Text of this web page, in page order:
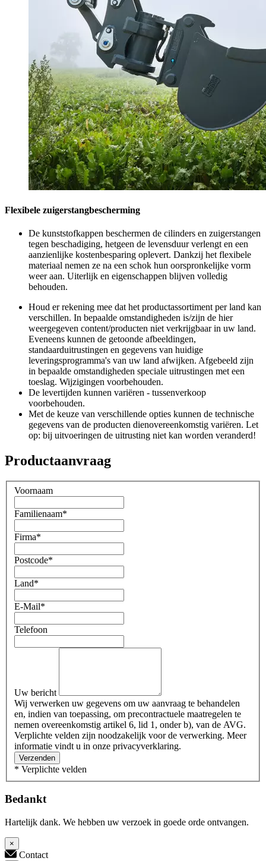
Flexibele zuigerstangbescherming
De kunststofkappen beschermen de cilinders en zuigerstangen
tegen beschadiging, hetgeen de levensduur verlengt en een
aanzienlijke kostenbesparing oplevert. Dankzij het flexibele
materiaal nemen ze na een schok hun oorspronkelijke vorm
weer aan. Uiterlijk en eigenschappen blijven volledig
behouden.
Houd er rekening mee dat het productassortiment per land kan
verschillen. In bepaalde omstandigheden is/zijn de hier
weergegeven content/producten niet verkrijgbaar in uw land.
Eveneens kunnen de getoonde afbeeldingen,
standaarduitrustingen en gegevens van huidige
leveringsprogramma's van uw land afwijken. Afgebeeld zijn
in bepaalde omstandigheden speciale uitrustingen met een
toeslag. Wijzigingen voorbehouden.
De levertijden kunnen variëren - tussenverkoop
voorbehouden.
Met de keuze van verschillende opties kunnen de technische
gegevens van de producten dienovereenkomstig variëren. Let
op: bij uitvoeringen de uitrusting niet kan worden veranderd!
Productaanvraag
Voornaam
Familienaam*
Firma*
Postcode*
Land*
E-Mail*
Telefoon
Uw bericht
Wij verwerken uw gegevens om uw aanvraag te behandelen
en, indien van toepassing, om precontractuele maatregelen te
nemen overeenkomstig artikel 6, lid 1, onder b), van de AVG.
Verplichte velden zijn noodzakelijk voor de verwerking. Meer
informatie vindt u in onze privacyverklaring.
Verzenden
* Verplichte velden
Bedankt
Hartelijk dank. We hebben uw verzoek in goede orde ontvangen.
×
Contact